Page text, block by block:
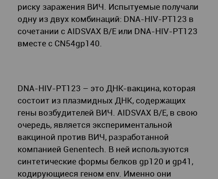
риску заражения ВИЧ. Испытуемые получали
одну из двух комбинаций: DNA-HIV-PT123 в
сочетании с AIDSVAX B/E или DNA-HIV-PT123
вместе с CN54gp140.
DNA-HIV-PT123 – это ДНК-вакцина, которая
состоит из плазмидных ДНК, содержащих
гены возбудителей ВИЧ. AIDSVAX B/E, в свою
очередь, является экспериментальной
вакциной против ВИЧ, разработанной
компанией Genentech. В ней используются
синтетические формы белков gp120 и gp41,
кодирующиеся геном env. Именно они